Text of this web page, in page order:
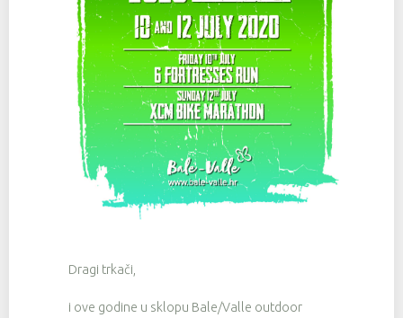
Dragi trkači,
i ove godine u sklopu Bale/Valle outdoor